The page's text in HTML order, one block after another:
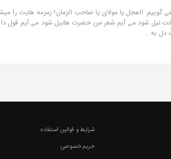
العجل یا مولای یا صاحب الزمان! زمزمه هایت را
نیل شود مے آیم شعر من حضرت هابیل شود مے آیم قول
دل به...
شرایط و قوانین استفاده
حریم خصوصی